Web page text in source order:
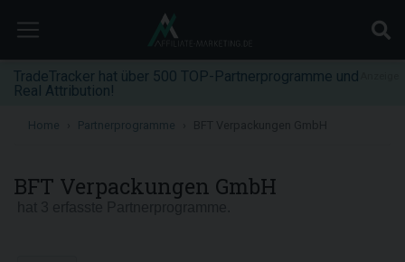
TradeTracker hat über 500 TOP-Partnerprogramme und
Real Attribution!
Home Partnerprogramme
BFT Verpackungen GmbH